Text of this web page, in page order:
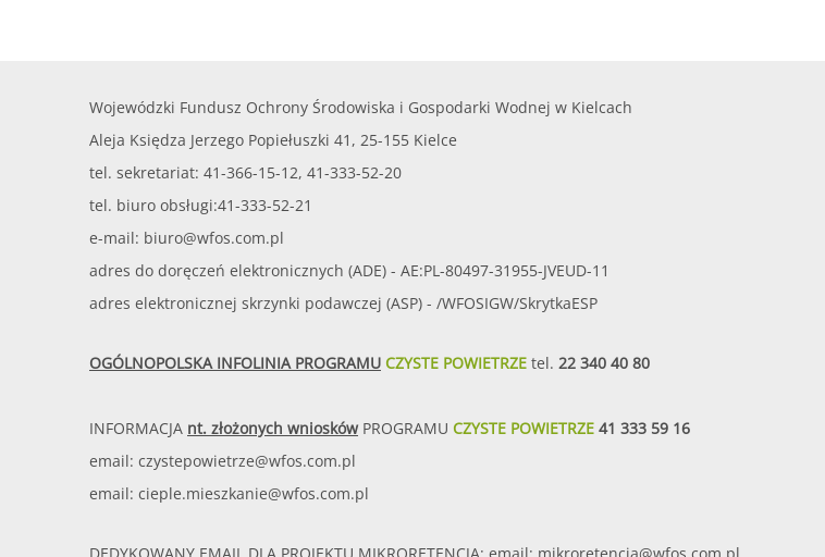
Wojewódzki Fundusz Ochrony Środowiska i Gospodarki Wodnej w Kielcach
Aleja Księdza Jerzego Popiełuszki 41, 25-155 Kielce
tel. sekretariat: 41-366-15-12, 41-333-52-20
tel. biuro obsługi:41-333-52-21
e-mail: biuro@wfos.com.pl
adres do doręczeń elektronicznych (ADE) - AE:PL-80497-31955-JVEUD-11
adres elektronicznej skrzynki podawczej (ASP) - /WFOSIGW/SkrytkaESP
OGÓLNOPOLSKA INFOLINIA PROGRAMU CZYSTE POWIETRZE tel. 22 340 40 80
INFORMACJA nt. złożonych wniosków PROGRAMU CZYSTE POWIETRZE 41 333 59 16
email: czystepowietrze@wfos.com.pl
email: cieple.mieszkanie@wfos.com.pl
DEDYKOWANY EMAIL DLA PROJEKTU MIKRORETENCJA: email: mikroretencja@wfos.com.pl